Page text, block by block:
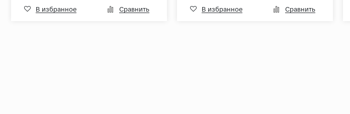
В избранное Сравнить В избранное Сравнить